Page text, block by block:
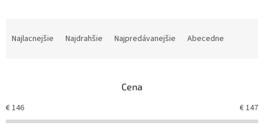
e
p
r
Najlacnejšie Najdrahšie Najpredávanejšie Abecedne
Cena
€146 €147